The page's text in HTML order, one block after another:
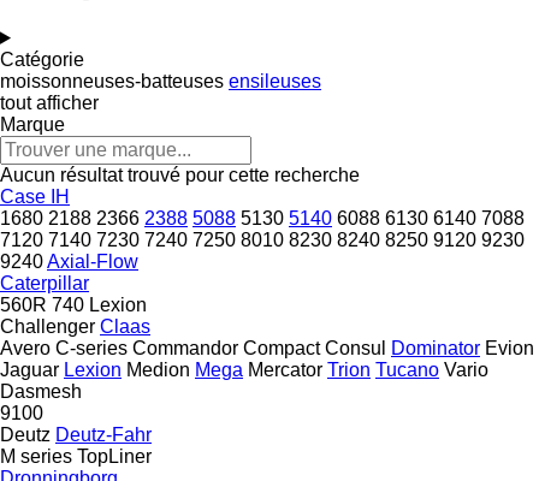
Catégorie
moissonneuses-batteuses ensileuses
tout afficher
Marque
Aucun résultat trouvé pour cette recherche
Case IH
1680 2188 2366 2388 5088 5130 5140 6088 6130 6140 7088
7120 7140 7230 7240 7250 8010 8230 8240 8250 9120 9230
9240Axial-Flow
Caterpillar
560R 740 Lexion
Challenger Claas
Avero C-series Commandor Compact Consul Dominator Evion
Jaguar Lexion Medion Mega Mercator Trion Tucano Vario
Dasmesh
9100
Deutz Deutz-Fahr
M series TopLiner